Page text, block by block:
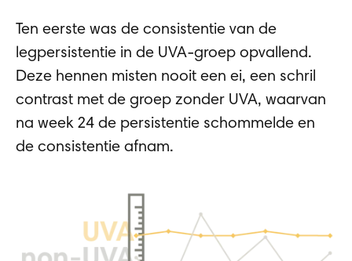
Ten eerste was de consistentie van de
legpersistentie in de UVA-groep opvallend.
Deze hennen misten nooit een ei, een schril
contrast met de groep zonder UVA, waarvan
na week 24 de persistentie schommelde en
de consistentie afnam.